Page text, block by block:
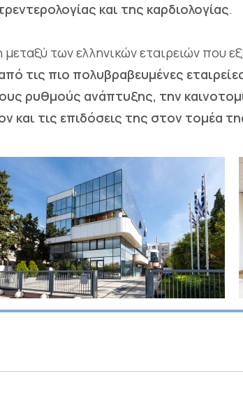
και της καρδιολογίας.
των ελληνικών εταιρειών που
τις πιο πολυβραβευμένες
ρυθμούς ανάπτυξης, την
και τις επιδόσεις της στον τομέα